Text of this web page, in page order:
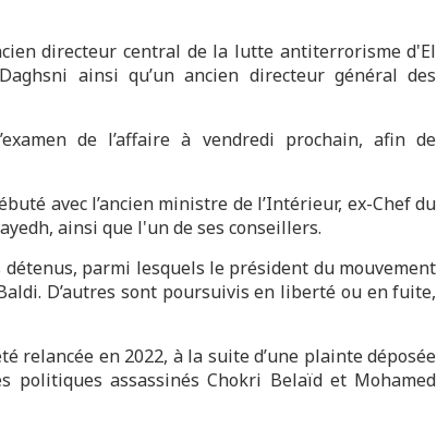
directeur central de la lutte antiterrorisme d'El
ainsi qu’un ancien directeur général des
de l’affaire à vendredi prochain, afin de
avec l’ancien ministre de l’Intérieur, ex-Chef du
ainsi que l'un de ses conseillers.
parmi lesquels le président du mouvement
D’autres sont poursuivis en liberté ou en fuite,
relancée en 2022, à la suite d’une plainte déposée
politiques assassinés Chokri Belaïd et Mohamed